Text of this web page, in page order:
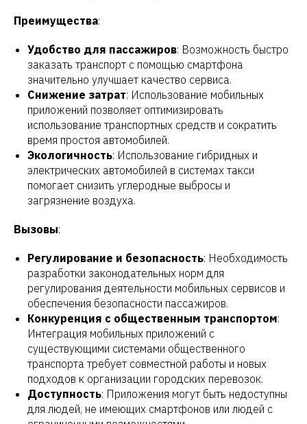
Преимущества:
Удобство для пассажиров: Возможность быстро
заказать транспорт с помощью смартфона
значительно улучшает качество сервиса.
Снижение затрат: Использование мобильных
приложений позволяет оптимизировать
использование транспортных средств и сократить
время простоя автомобилей.
Экологичность: Использование гибридных и
электрических автомобилей в системах такси
помогает снизить углеродные выбросы и
загрязнение воздуха.
Вызовы:
Регулирование и безопасность: Необходимость
разработки законодательных норм для
регулирования деятельности мобильных сервисов и
обеспечения безопасности пассажиров.
Конкуренция с общественным транспортом:
Интеграция мобильных приложений с
существующими системами общественного
транспорта требует совместной работы и новых
подходов к организации городских перевозок.
Доступность: Приложения могут быть недоступны
для людей, не имеющих смартфонов или людей с